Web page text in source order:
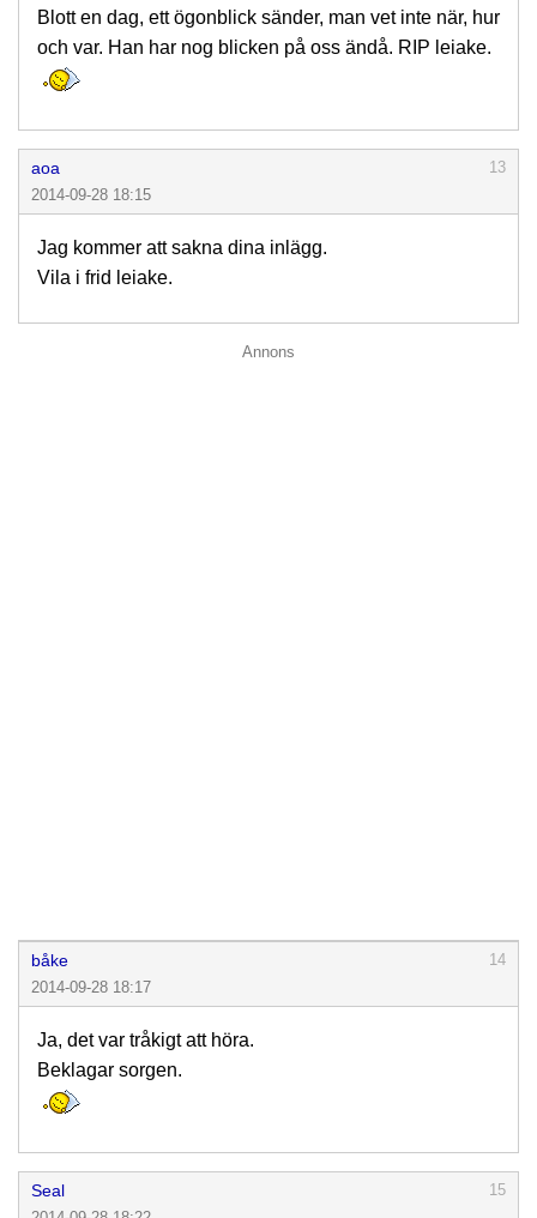
Blott en dag, ett ögonblick sänder, man vet inte när, hur
och var. Han har nog blicken på oss ändå. RIP leiake.
aoa
13
2014-09-28 18:15
Jag kommer att sakna dina inlägg.
Vila i frid leiake.
Annons
båke
14
2014-09-28 18:17
Ja, det var tråkigt att höra.
Beklagar sorgen.
Seal
15